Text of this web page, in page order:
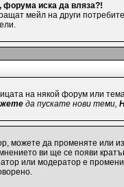
форума иска да вляза?!
мейл на други
на някой форум или
да пускате нови теми,
можете да променяте или
ви ще се появи
или модератор е